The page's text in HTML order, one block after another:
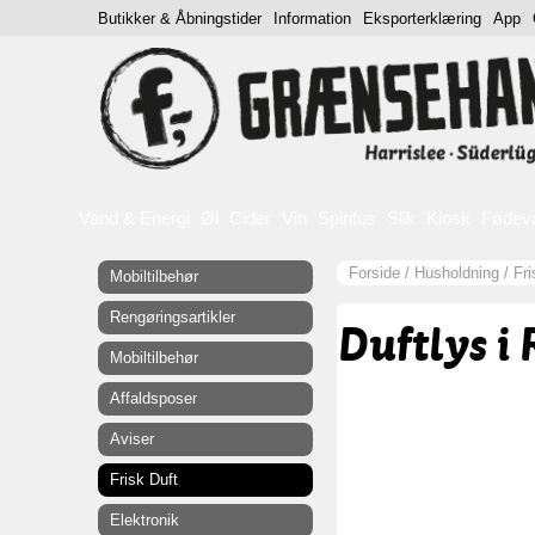
Forside / Husholdning /
Duftlys i
Mobiltilbehør
Rengøringsartikler
Mobiltilbehør
Affaldsposer
Aviser
Frisk Duft
Elektronik
Butikker & Åbningstider Information Eksporterklæring App